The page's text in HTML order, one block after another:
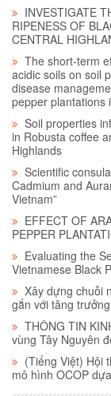
INVESTIGATE
RIPENESS OF
CENTRAL
The short-term
acidic soils on soil
disease
pepper plantations
Soil properties
in Robusta coffee
Highlands
Scientific
Cadmium and
Vietnam”
EFFECT OF
PEPPER
Evaluating the
Vietnamese Black
Xây dựng chuỗi
gắn với tăng
THÔNG TIN
vùng Tây Nguyên
(Tiếng Việt) Hội
mô hình OCOP